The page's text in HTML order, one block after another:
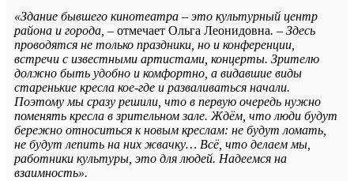
«Здание бывшего кинотеатра – это культурный центр
района и города, – отмечает Ольга Леонидовна. – Здесь
проводятся не только праздники, но и конференции,
встречи с известными артистами, концерты. Зрителю
должно быть удобно и комфортно, а видавшие виды
старенькие кресла кое-где и разваливаться начали.
Поэтому мы сразу решили, что в первую очередь нужно
поменять кресла в зрительном зале. Ждём, что люди будут
бережно относиться к новым креслам: не будут ломать,
не будут лепить на них жвачку… Всё, что делаем мы,
работники культуры, это для людей. Надеемся на
взаимность».